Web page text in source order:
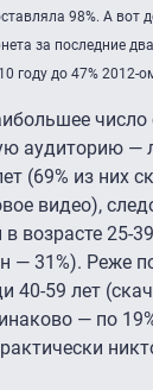
98%. А вот
за последние
году до 47% 2012-
число
аудиторию —
(69% из них
видео),
в возрасте 25-
— 31%). Реже
40-59 лет
— по